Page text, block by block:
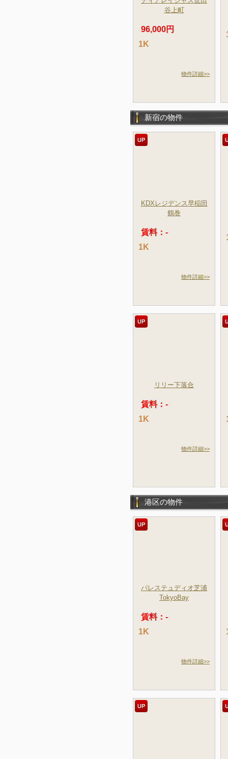
谷上町
96,000円
1K
物件詳細>>
新宿の物件
UP
KDXレジデンス早稲田
鶴巻
賃料：-
1K
物件詳細>>
UP
リリー下落合
賃料：-
1K
物件詳細>>
港区の物件
UP
パレステュディオ芝浦
TokyoBay
賃料：-
1K
物件詳細>>
UP